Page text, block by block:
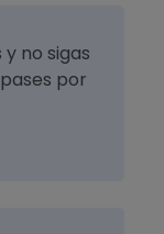
no sigas
por